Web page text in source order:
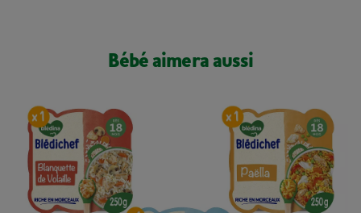
Bébé aimera aussi